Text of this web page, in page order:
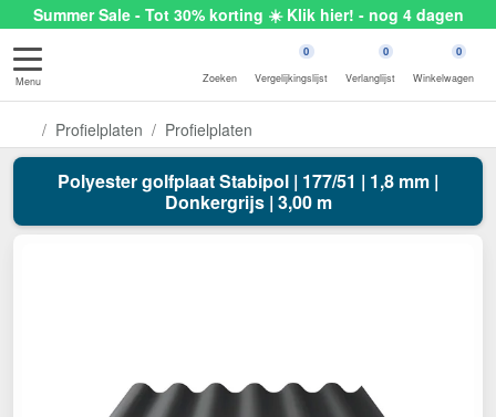
Summer Sale - Tot 30% korting ☀️ Klik hier! - nog 4 dagen
Menu Zoeken
0
Vergelijkingslijst
0
Verlanglijst
0
Winkelwagen
Profielplaten Profielplaten
Polyester golfplaat Stabipol | 177/51 | 1,8 mm |
Donkergrijs | 3,00 m